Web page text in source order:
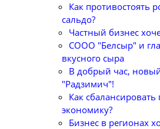
Как противостоять
сальдо?
Частный бизнес
СООО "Белсыр" и
вкусного сыра
В добрый час,
"Радзимич"!
Как
экономику?
Бизнес в регионах